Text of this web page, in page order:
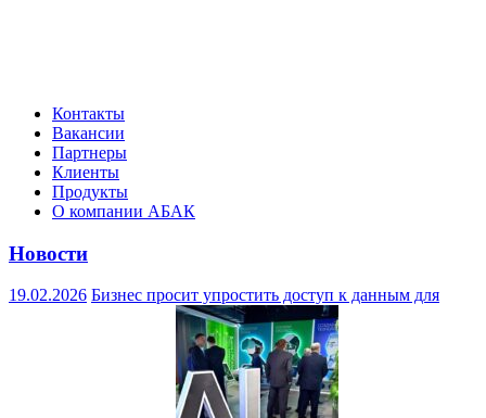
Контакты
Вакансии
Партнеры
Клиенты
Продукты
О компании АБАК
Новости
19.02.2026 Бизнес просит упростить доступ к данным для